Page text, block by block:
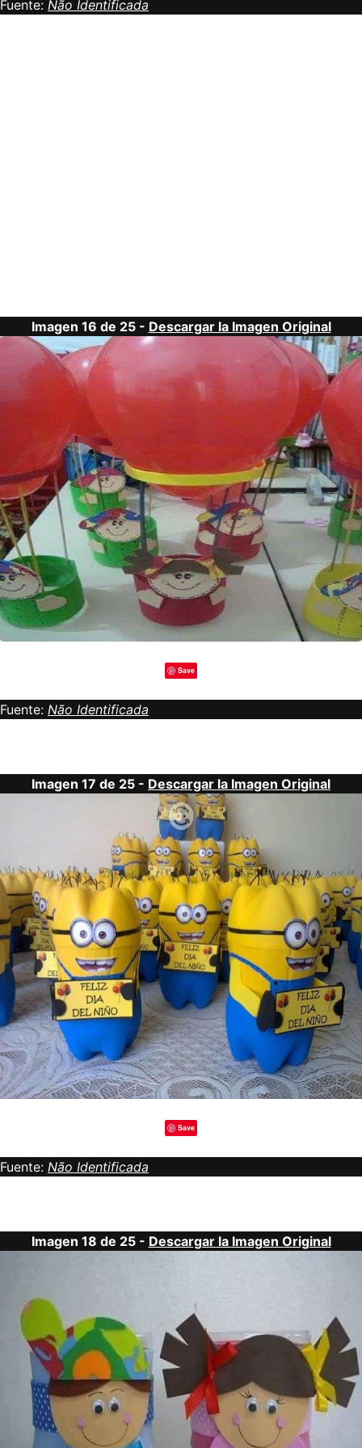
Fuente: Não Identificada
Imagen 16 de 25 - Descargar la Imagen Original
Save
Fuente: Não Identificada
Imagen 17 de 25 - Descargar la Imagen Original
Save
Fuente: Não Identificada
Imagen 18 de 25 - Descargar la Imagen Original